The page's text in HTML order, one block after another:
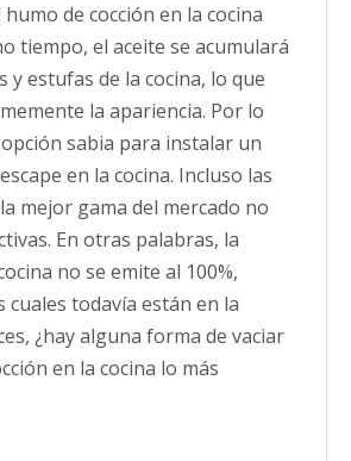
de cocción en la cocina
tiempo, el aceite se acumulará
y estufas de la cocina, lo que
la apariencia. Por lo
sabia para instalar un
en la cocina. Incluso las
mejor gama del mercado no
En otras palabras, la
no se emite al 100%,
cuales todavía están en la
¿hay alguna forma de vaciar
en la cocina lo más